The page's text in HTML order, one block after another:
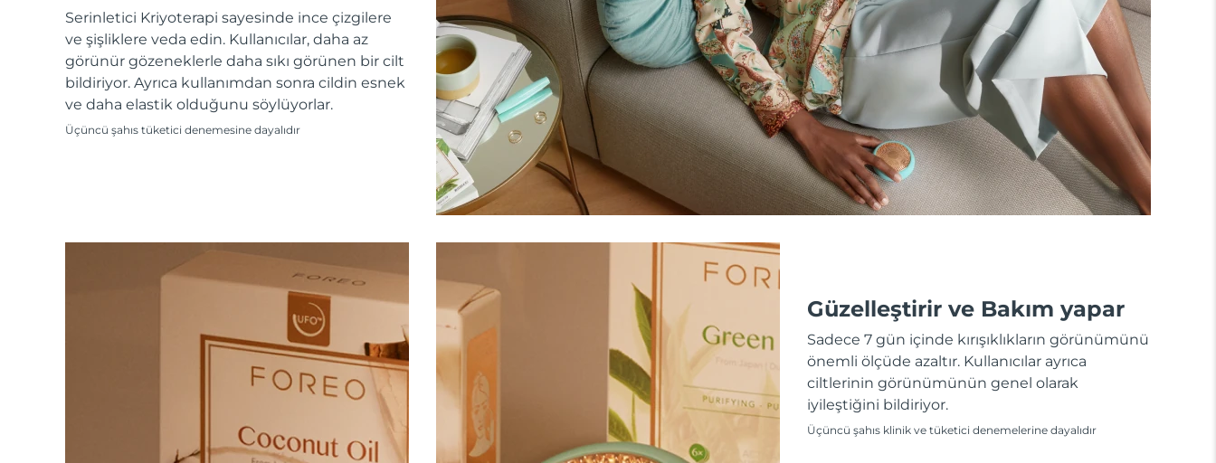
Serinletici Kriyoterapi sayesinde ince çizgilere
ve şişliklere veda edin. Kullanıcılar, daha az
görünür gözeneklerle daha sıkı görünen bir cilt
bildiriyor. Ayrıca kullanımdan sonra cildin esnek
ve daha elastik olduğunu söylüyorlar.
Üçüncü şahıs tüketici denemesine dayalıdır
Güzelleştirir ve Bakım yapar
Sadece 7 gün içinde kırışıklıkların görünümünü
önemli ölçüde azaltır. Kullanıcılar ayrıca
ciltlerinin görünümünün genel olarak
iyileştiğini bildiriyor.
Üçüncü şahıs klinik ve tüketici denemelerine dayalıdır
Advanced pore care essentials
Serum
For healthy hair
issa™ Teeth Whitening Gel
18% PAP
Kozmetik ürünleri
Erkekler